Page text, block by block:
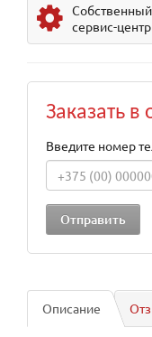
Собственный
сервис-центр
Заказать в
Введите номер
Описание